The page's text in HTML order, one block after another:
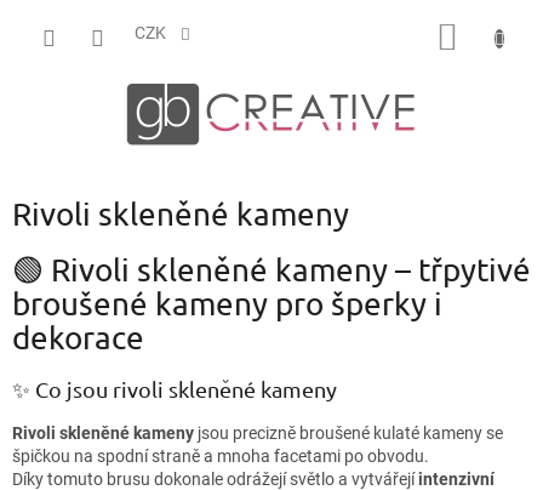
CZK
Rivoli skleněné kameny
🟢 Rivoli skleněné kameny – třpytivé
broušené kameny pro šperky i
dekorace
✨ Co jsou rivoli skleněné kameny
Rivoli skleněné kameny jsou precizně broušené kulaté kameny se
špičkou na spodní straně a mnoha facetami po obvodu.
Díky tomuto brusu dokonale odrážejí světlo a vytvářejíintenzivní